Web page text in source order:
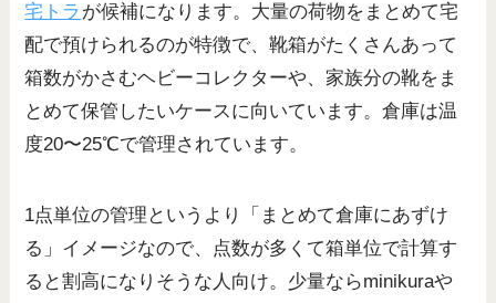
宅トラ が候補になります。大量の荷物をまとめて宅
配で預けられるのが特徴で、靴箱がたくさんあって
箱数がかさむヘビーコレクターや、家族分の靴をま
とめて保管したいケースに向いています。倉庫は温
度20〜25℃で管理されています。
1点単位の管理というより「まとめて倉庫にあずけ
る」イメージなので、点数が多くて箱単位で計算す
ると割高になりそうな人向け。少量ならminikuraや